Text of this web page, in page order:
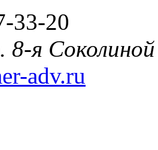
33-20
8-я
adv.ru